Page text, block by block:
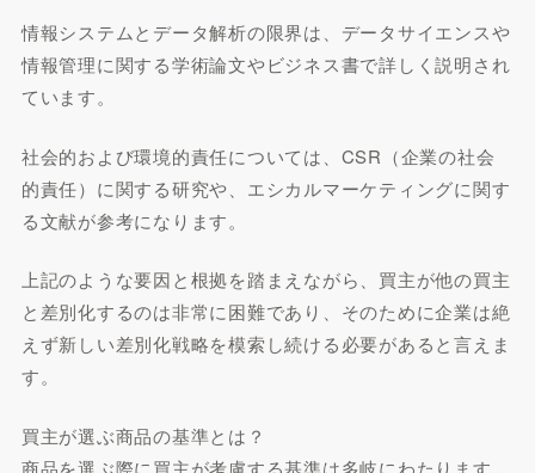
情報システムとデータ解析の限界は、データサイエンスや
情報管理に関する学術論文やビジネス書で詳しく説明され
ています。
社会的および環境的責任については、CSR（企業の社会
的責任）に関する研究や、エシカルマーケティングに関す
る文献が参考になります。
上記のような要因と根拠を踏まえながら、買主が他の買主
と差別化するのは非常に困難であり、そのために企業は絶
えず新しい差別化戦略を模索し続ける必要があると言えま
す。
買主が選ぶ商品の基準とは？
商品を選ぶ際に買主が考慮する基準は多岐にわたります。